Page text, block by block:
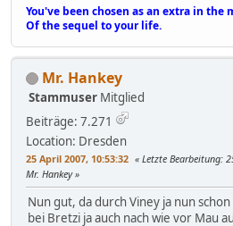
You've been chosen as an extra in the
Of the sequel to your life.
Mr. Hankey
Stammuser Mitglied
Beiträge: 7.271
Location: Dresden
25 April 2007, 10:53:32 Letzte Bearbeitung:
Mr. Hankey
Nun gut, da durch Viney ja nun
bei Bretzi ja auch nach wie vor Mau